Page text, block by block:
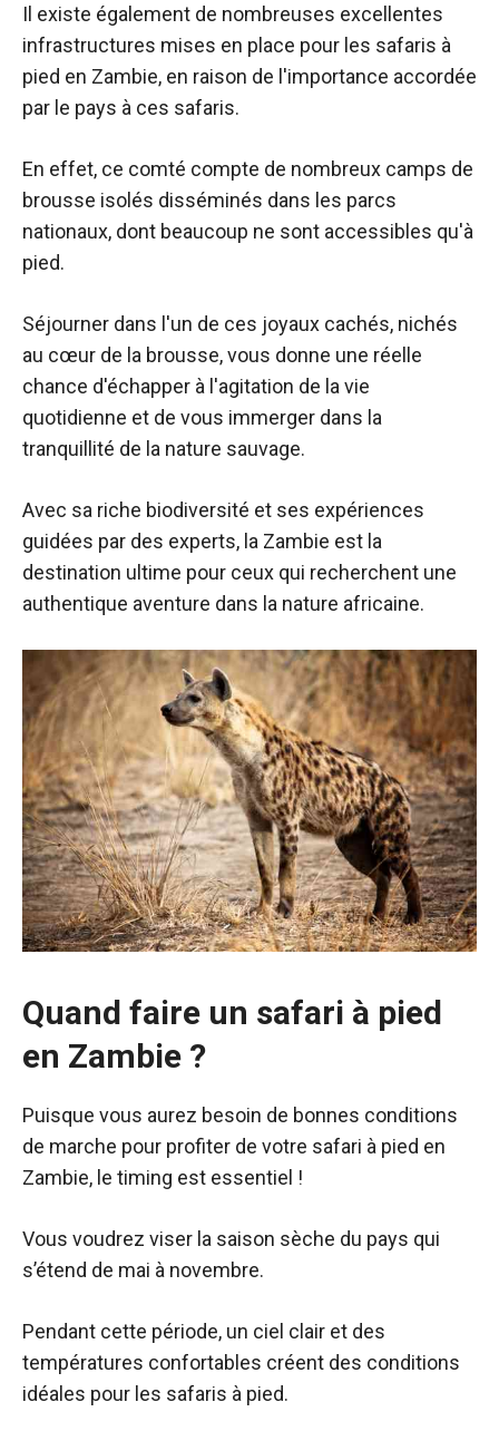
Il existe également de nombreuses excellentes
infrastructures mises en place pour les safaris à
pied en Zambie, en raison de l'importance accordée
par le pays à ces safaris.
En effet, ce comté compte de nombreux camps de
brousse isolés disséminés dans les parcs
nationaux, dont beaucoup ne sont accessibles qu'à
pied.
Séjourner dans l'un de ces joyaux cachés, nichés
au cœur de la brousse, vous donne une réelle
chance d'échapper à l'agitation de la vie
quotidienne et de vous immerger dans la
tranquillité de la nature sauvage.
Avec sa riche biodiversité et ses expériences
guidées par des experts, la Zambie est la
destination ultime pour ceux qui recherchent une
authentique aventure dans la nature africaine.
Quand faire un safari à pied
en Zambie ?
Puisque vous aurez besoin de bonnes conditions
de marche pour profiter de votre safari à pied en
Zambie, le timing est essentiel !
Vous voudrez viser la saison sèche du pays qui
s’étend de mai à novembre.
Pendant cette période, un ciel clair et des
températures confortables créent des conditions
idéales pour les safaris à pied.